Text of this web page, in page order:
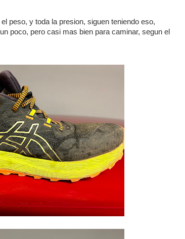
peso, y toda la presion, siguen teniendo eso,
poco, pero casi mas bien para caminar, segun el